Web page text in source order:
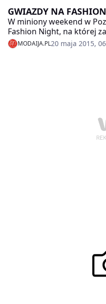
GWIAZDY NA
W miniony weekend w
Fashion Night, na której
premierowa kolekcja
modowej marki z
MODAIJA.PL20 maja 2015,